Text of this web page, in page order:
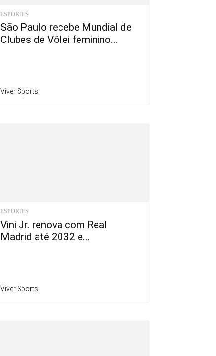
ESPORTES
São Paulo recebe Mundial de
Clubes de Vôlei feminino...
Viver Sports
ESPORTES
Vini Jr. renova com Real
Madrid até 2032 e...
Viver Sports